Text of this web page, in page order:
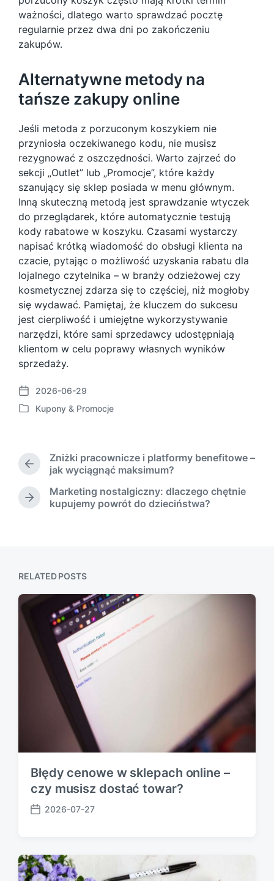
ważności, dlatego warto sprawdzać pocztę
regularnie przez dwa dni po zakończeniu
zakupów.
Alternatywne metody na
tańsze zakupy online
Jeśli metoda z porzuconym koszykiem nie
przyniosła oczekiwanego kodu, nie musisz
rezygnować z oszczędności. Warto zajrzeć do
sekcji „Outlet” lub „Promocje”, które każdy
szanujący się sklep posiada w menu głównym.
Inną skuteczną metodą jest sprawdzanie wtyczek
do przeglądarek, które automatycznie testują
kody rabatowe w koszyku. Czasami wystarczy
napisać krótką wiadomość do obsługi klienta na
czacie, pytając o możliwość uzyskania rabatu dla
lojalnego czytelnika – w branży odzieżowej czy
kosmetycznej zdarza się to częściej, niż mogłoby
się wydawać. Pamiętaj, że kluczem do sukcesu
jest cierpliwość i umiejętne wykorzystywanie
narzędzi, które sami sprzedawcy udostępniają
klientom w celu poprawy własnych wyników
sprzedaży.
P
o
a
2026-06-29
P
e
n
Kupony & Promocje
P
e
v
o
s
t
Zniżki pracownicze i platformy benefitowe –
jak wyciągnąć maksimum?
N
s
:
Marketing nostalgiczny: dlaczego chętnie
kupujemy powrót do dzieciństwa?
RELATED POSTS
Błędy cenowe w sklepach online –
czy musisz dostać towar?
P
t
d
2026-07-27